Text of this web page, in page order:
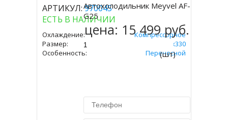
АРТИКУЛ:970045
ЕСТЬ В НАЛИЧИИ
Охлаждение:
Компрессорное
Размер:
340х580х330
Особенность:
Переносной
Купить
Автохолодильник Meyvel AF-
G25
цена: 15 499 руб.
(шт)